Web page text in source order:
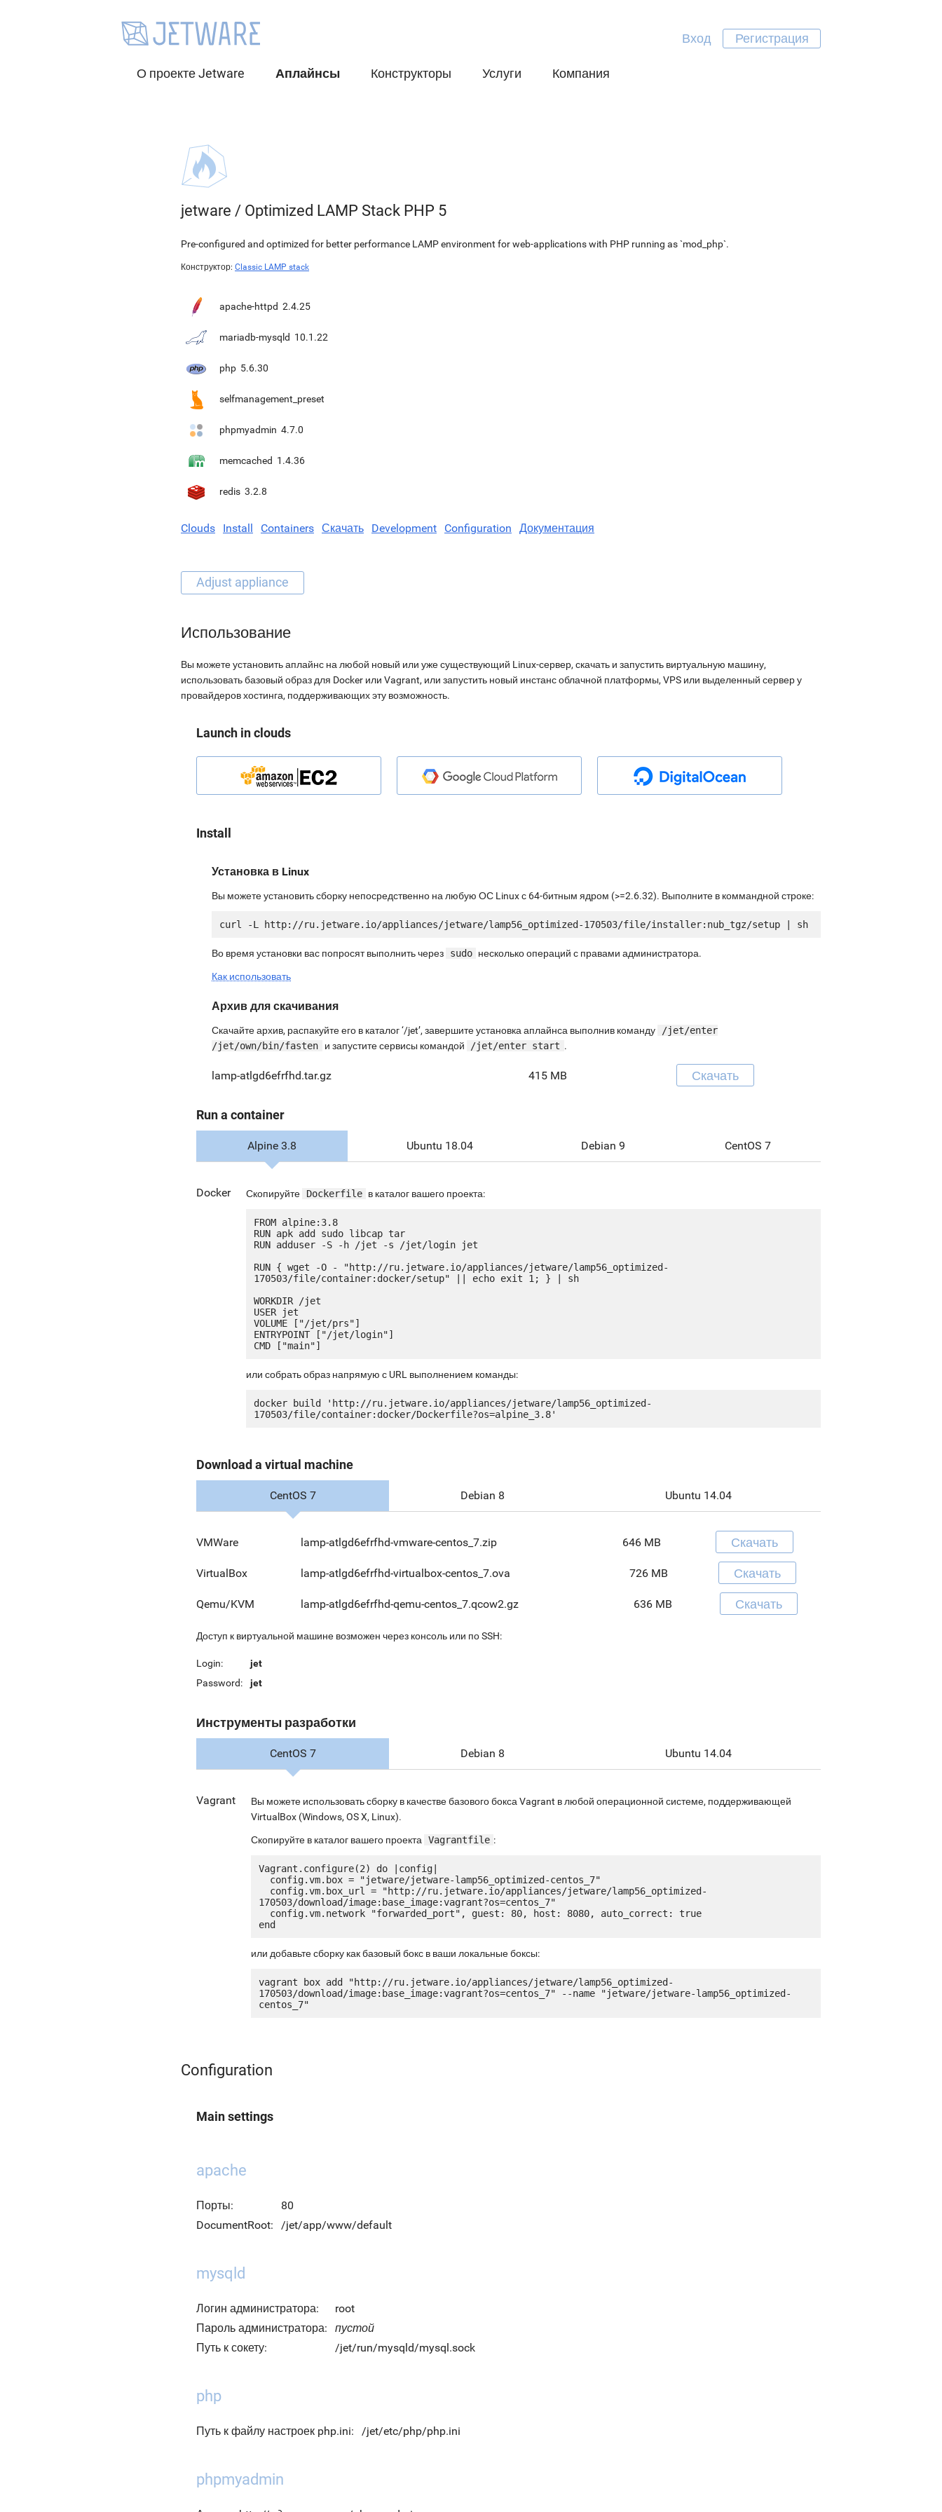
Вход Регистрация
О проекте Jetware Аплайнсы Конструкторы Услуги Компания
jetware / Optimized LAMP Stack PHP 5
Pre-configured and optimized for better performance LAMP environment for web-applications with PHP running as `mod_php`.
Конструктор: Classic LAMP stack
apache-httpd 2.4.25
mariadb-mysqld 10.1.22
php 5.6.30
selfmanagement_preset
phpmyadmin 4.7.0
memcached 1.4.36
redis 3.2.8
Clouds Install Containers Скачать Development Configuration Документация
Использование
Вы можете установить аплайнс на любой новый или уже существующий Linux-сервер, скачать и запустить виртуальную машину,
использовать базовый образ для Docker или Vagrant, или запустить новый инстанс облачной платформы, VPS или выделенный сервер у
провайдеров хостинга, поддерживающих эту возможность.
Launch in clouds
Install
Установка в Linux
Вы можете установить сборку непосредственно на любую ОС Linux с 64-битным ядром (>=2.6.32). Выполните в коммандной строке:
Во время установки вас попросят выполнить через sudo несколько операций с правами администратора.
Как использовать
Архив для скачивания
Скачайте архив, распакуйте его в каталог ‘/jet’, завершите установка аплайнса выполнив команду
/jet/enter
/jet/own/bin/fasten
и запустите сервисы командой /jet/enter start .
lamp-atlgd6efrfhd.tar.gz 415 MB Скачать
Run a container
Alpine 3.8 Ubuntu 18.04 Debian 9 CentOS 7
Docker Скопируйте Dockerfile в каталог вашего проекта:
FROM alpine:3.8
RUN apk add sudo libcap tar
RUN adduser -S -h /jet -s /jet/login jet
RUN { wget -O - "http://ru.jetware.io/appliances/jetware/lamp56_optimized-
170503/file/container:docker/setup" || echo exit 1; } | sh
WORKDIR /jet
USER jet
VOLUME ["/jet/prs"]
ENTRYPOINT ["/jet/login"]
или собрать образ напрямую с URL выполнением команды:
docker build 'http://ru.jetware.io/appliances/jetware/lamp56_optimized-
Download a virtual machine
CentOS 7 Debian 8 Ubuntu 14.04
VMWare lamp-atlgd6efrfhd-vmware-centos_7.zip 646 MB Скачать
VirtualBox lamp-atlgd6efrfhd-virtualbox-centos_7.ova 726 MB Скачать
Qemu/KVM lamp-atlgd6efrfhd-qemu-centos_7.qcow2.gz 636 MB Скачать
Доступ к виртуальной машине возможен через консоль или по SSH:
Login:
jet
Password:
jet
Инструменты разработки
CentOS 7 Debian 8 Ubuntu 14.04
Vagrant
Вы можете использовать сборку в качестве базового бокса Vagrant в любой операционной системе, поддерживающей
VirtualBox (Windows, OS X, Linux).
Скопируйте в каталог вашего проекта Vagrantfile :
Vagrant.configure(2) do |config|
170503/download/image:base_image:vagrant?os=centos_7"
или добавьте сборку как базовый бокс в ваши локальные боксы:
vagrant box add "http://ru.jetware.io/appliances/jetware/lamp56_optimized-
170503/download/image:base_image:vagrant?os=centos_7" --name "jetware/jetware-lamp56_optimized-
Configuration
Main settings
apache
Порты:
80
DocumentRoot:
/jet/app/www/default
mysqld
Логин администратора:
root
Пароль администратора:
пустой
Путь к сокету:
/jet/run/mysqld/mysql.sock
php
Путь к файлу настроек php.ini: /jet/etc/php/php.ini
phpmyadmin